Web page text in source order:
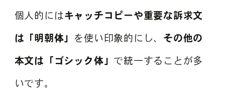
個人的には キャッチコピーや重要な訴求文
は「明朝体」 を使い印象的にし、 その他の
本文は「ゴシック体」 で統一することが多
いです。